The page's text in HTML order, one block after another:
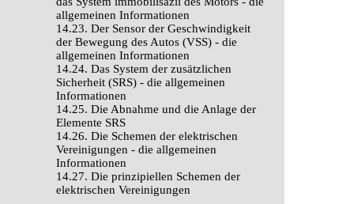
allgemeinen Informationen
14.23. Der Sensor der Geschwindigkeit
der Bewegung des Autos (VSS) - die
allgemeinen Informationen
14.24. Das System der zusätzlichen
Sicherheit (SRS) - die allgemeinen
Informationen
14.25. Die Abnahme und die Anlage der
Elemente SRS
14.26. Die Schemen der elektrischen
Vereinigungen - die allgemeinen
Informationen
14.27. Die prinzipiellen Schemen der
elektrischen Vereinigungen